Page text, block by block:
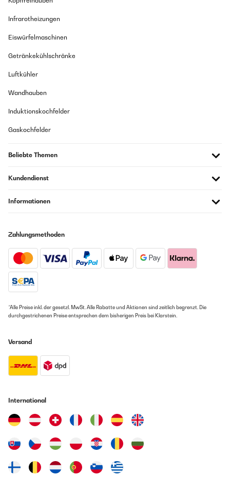
Infrarotheizungen
Eiswürfelmaschinen
Getränkekühlschränke
Luftkühler
Wandhauben
Induktionskochfelder
Gaskochfelder
Beliebte Themen
Kundendienst
Informationen
Zahlungsmethoden
*Alle Preise inkl. der gesetzl. MwSt. Alle Rabatte und Aktionen sind zeitlich begrenzt. Die
durchgestrichenen Preise entsprechen dem bisherigen Preis bei Klarstein.
Versand
International